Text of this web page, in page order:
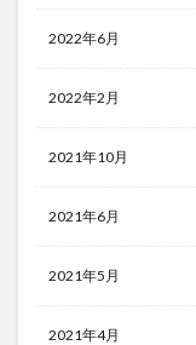
2022年6月
2022年2月
2021年10月
2021年6月
2021年5月
2021年4月